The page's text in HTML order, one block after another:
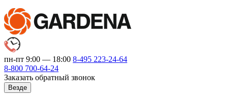
пн-пт 9:00 — 18:00 8-495 223-24-64
8-800 700-64-24
Заказать обратный звонок
Везде